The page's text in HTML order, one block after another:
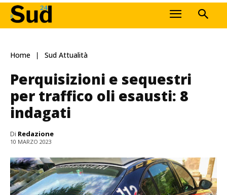
Home Sud Attualità
Perquisizioni e sequestri
per traffico oli esausti: 8
indagati
Di Redazione
10 MARZO 2023